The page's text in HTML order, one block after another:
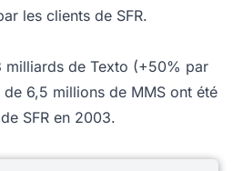
les clients de SFR.
milliards de Texto (+50% par
6,5 millions de MMS ont été
SFR en 2003.